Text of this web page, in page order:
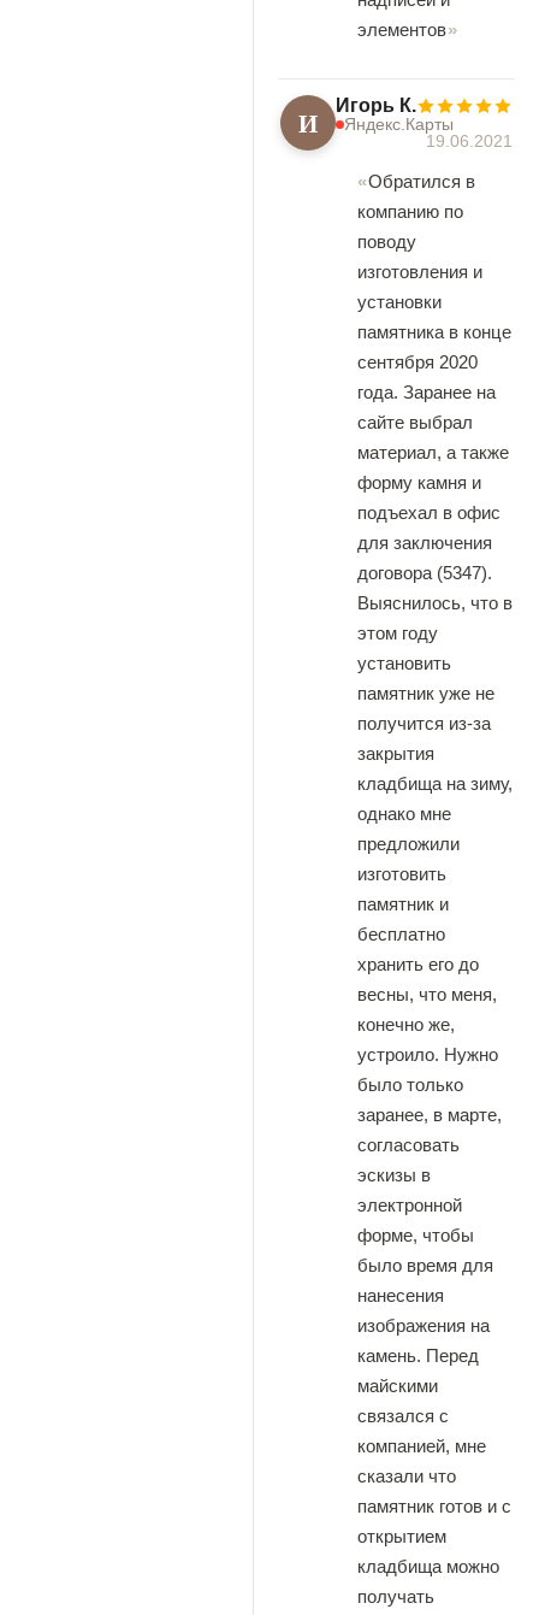
элементов
И Игорь К.
Яндекс.Карты
19.06.2021
Обратился в
компанию по
поводу
изготовления и
установки
памятника в конце
сентября 2020
года. Заранее на
сайте выбрал
материал, а также
форму камня и
подъехал в офис
для заключения
договора (5347).
Выяснилось, что в
этом году
установить
памятник уже не
получится из-за
закрытия
кладбища на зиму,
однако мне
предложили
изготовить
памятник и
бесплатно
хранить его до
весны, что меня,
конечно же,
устроило. Нужно
было только
заранее, в марте,
согласовать
эскизы в
электронной
форме, чтобы
было время для
нанесения
изображения на
камень. Перед
майскими
связался с
компанией, мне
сказали что
памятник готов и с
открытием
кладбища можно
получать